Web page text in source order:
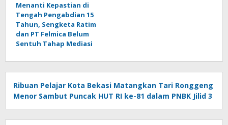
Menanti Kepastian di
Tengah Pengabdian 15
Tahun, Sengketa Ratim
dan PT Felmica Belum
Sentuh Tahap Mediasi
Ribuan Pelajar Kota Bekasi Matangkan Tari Ronggeng
Menor Sambut Puncak HUT RI ke-81 dalam PNBK Jilid 3